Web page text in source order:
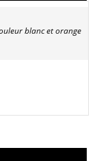
blanc et orange